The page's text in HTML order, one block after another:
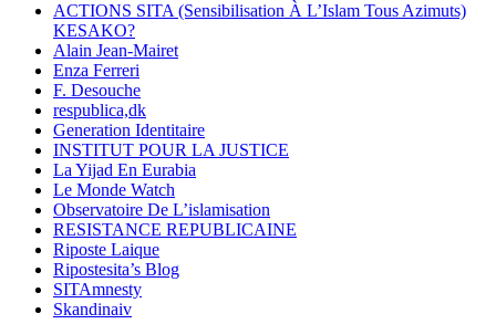
ACTIONS SITA (Sensibilisation À L’Islam Tous Azimuts)
KESAKO?
Alain Jean-Mairet
Enza Ferreri
F. Desouche
respublica,dk
Generation Identitaire
INSTITUT POUR LA JUSTICE
La Yijad En Eurabia
Le Monde Watch
Observatoire De L’islamisation
RESISTANCE REPUBLICAINE
Riposte Laique
Ripostesita’s Blog
SITAmnesty
Skandinaiv